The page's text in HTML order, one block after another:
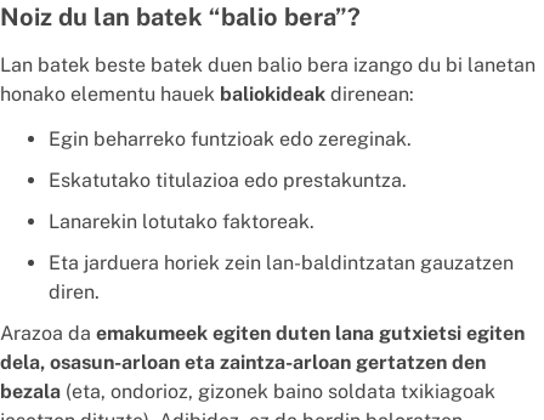
Noiz du lan batek “balio bera”?
Lan batek beste batek duen balio bera izango du bi lanetan
honako elementu hauek baliokideak direnean:
Egin beharreko funtzioak edo zereginak.
Eskatutako titulazioa edo prestakuntza.
Lanarekin lotutako faktoreak.
Eta jarduera horiek zein lan-baldintzatan gauzatzen
diren.
Arazoa da emakumeek egiten duten lana gutxietsi egiten
dela, osasun-arloan eta zaintza-arloan gertatzen den
bezala (eta, ondorioz, gizonek baino soldata txikiagoak